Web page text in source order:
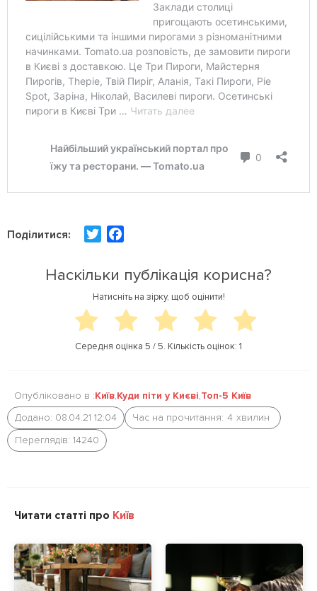
Поділитися:
t
t
e
b
o
k
Наскільки публікація корисна?
Натисніть на зірку, щоб оцінити!
Середня оцінка 5 / 5. Кількість оцінок: 1
Опубліковано в :Київ,Куди піти у Києві,Топ-5 Київ
Додано: 08.04.21 12:04
Час на прочитання: 4 хвилин
Переглядів: 14240
Читати статті про Київ